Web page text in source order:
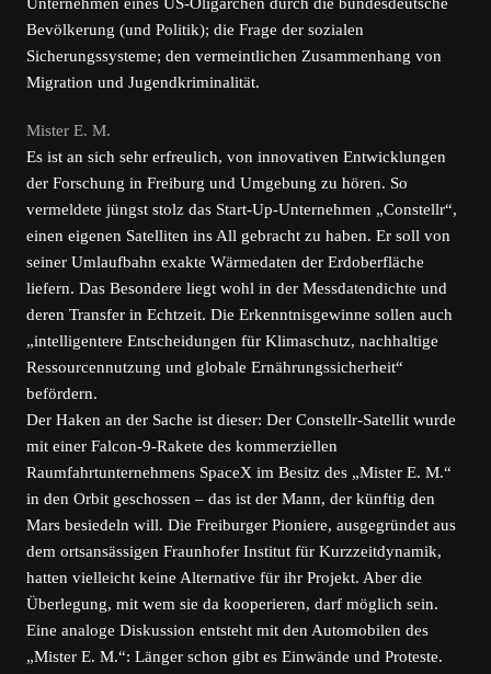
Bevölkerung (und Politik); die Frage der sozialen
Sicherungssysteme; den vermeintlichen Zusammenhang von
Migration und Jugendkriminalität.
Mister E. M.
Es ist an sich sehr erfreulich, von innovativen Entwicklungen
der Forschung in Freiburg und Umgebung zu hören. So
vermeldete jüngst stolz das Start-Up-Unternehmen „Constellr“,
einen eigenen Satelliten ins All gebracht zu haben. Er soll von
seiner Umlaufbahn exakte Wärmedaten der Erdoberfläche
liefern. Das Besondere liegt wohl in der Messdatendichte und
deren Transfer in Echtzeit. Die Erkenntnisgewinne sollen auch
„intelligentere Entscheidungen für Klimaschutz, nachhaltige
Ressourcennutzung und globale Ernährungssicherheit“
befördern.
Der Haken an der Sache ist dieser: Der Constellr-Satellit wurde
mit einer Falcon-9-Rakete des kommerziellen
Raumfahrtunternehmens SpaceX im Besitz des „Mister E. M.“
in den Orbit geschossen – das ist der Mann, der künftig den
Mars besiedeln will. Die Freiburger Pioniere, ausgegründet aus
dem ortsansässigen Fraunhofer Institut für Kurzzeitdynamik,
hatten vielleicht keine Alternative für ihr Projekt. Aber die
Überlegung, mit wem sie da kooperieren, darf möglich sein.
Eine analoge Diskussion entsteht mit den Automobilen des
„Mister E. M.“: Länger schon gibt es Einwände und Proteste.